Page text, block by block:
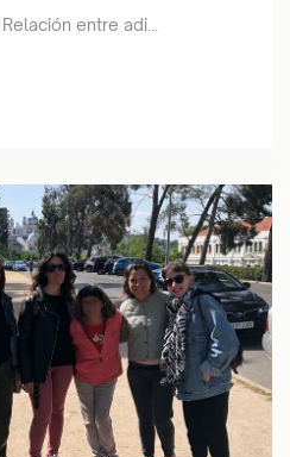
entre adi...